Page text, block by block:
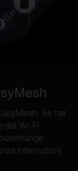
Se hai
dal Wi-Fi
range
interruzioni